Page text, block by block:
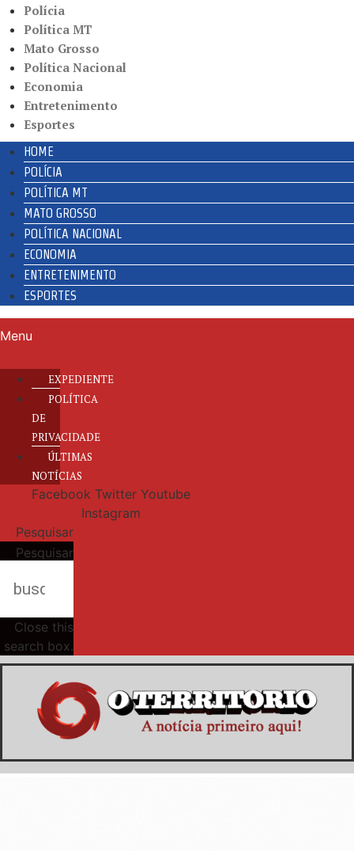
Polícia
Política MT
Mato Grosso
Política Nacional
Economia
Entretenimento
Esportes
HOME
POLÍCIA
POLÍTICA MT
MATO GROSSO
POLÍTICA NACIONAL
ECONOMIA
ENTRETENIMENTO
ESPORTES
Menu
EXPEDIENTE
POLÍTICA
DE
PRIVACIDADE
ÚLTIMAS
NOTÍCIAS
Facebook Twitter Youtube
Instagram
Pesquisar
Pesquisar
Close this
search box.